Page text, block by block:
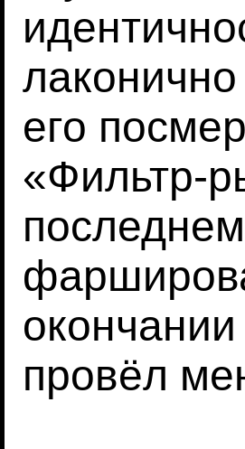
его
«Фильтр-
провёл